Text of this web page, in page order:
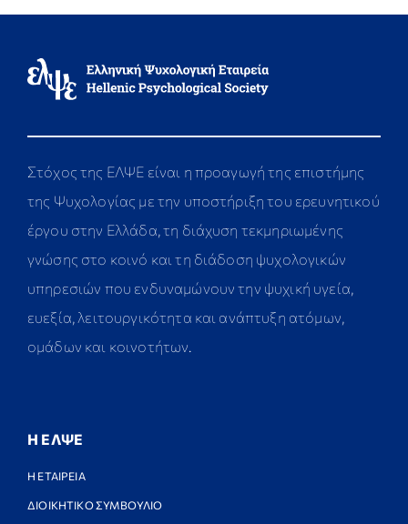
Στόχος της ΕΛΨΕ είναι η προαγωγή της επιστήμης
της Ψυχολογίας με την υποστήριξη του ερευνητικού
έργου στην Ελλάδα, τη διάχυση τεκμηριωμένης
γνώσης στο κοινό και τη διάδοση ψυχολογικών
υπηρεσιών που ενδυναμώνουν την ψυχική υγεία,
ευεξία, λειτουργικότητα και ανάπτυξη ατόμων,
ομάδων και κοινοτήτων.
Η ΕΛΨΕ
Η ΕΤΑΙΡΕΙΑ
ΔΙΟΙΚΗΤΙΚΟ ΣΥΜΒΟΥΛΙΟ